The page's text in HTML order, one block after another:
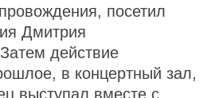
посетил
Дмитрия
действие
в концертный зал,
выступал вместе с